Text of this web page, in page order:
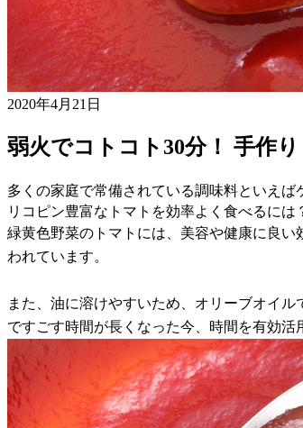
2020年4月21日
弱火でコトコト30分！ 手作
多くの家庭で常備されている調味料といえ
リコピン豊富なトマトを効率よく食べるには
緑黄色野菜のトマトには、美容や健康に良
われています。
また、油に溶けやすいため、オリーブオイ
ですごす時間が長くなった今、時間を有効